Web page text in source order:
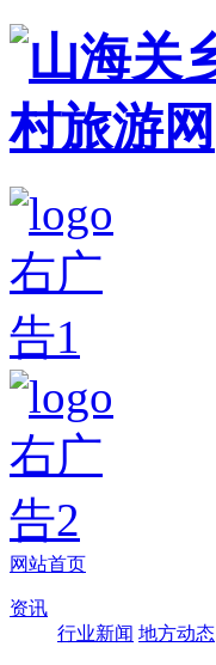
网站首页
资讯
行业新闻 地方动态